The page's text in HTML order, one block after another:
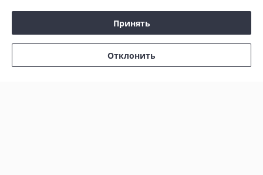
График работы
Политика обработки cookies
Принять
Отклонить